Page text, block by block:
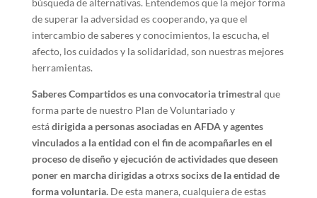
de superar la adversidad es cooperando, ya que el
intercambio de saberes y conocimientos, la escucha, el
afecto, los cuidados y la solidaridad, son nuestras mejores
herramientas.
Saberes Compartidos es una convocatoria trimestral que
forma parte de nuestro Plan de Voluntariado y
estádirigida a personas asociadas en AFDA y agentes
vinculados a la entidad con el fin de acompañarles en el
proceso de diseño y ejecución de actividades que deseen
poner en marcha dirigidas a otrxs socixs de la entidad de
forma voluntaria.De esta manera, cualquiera de estas